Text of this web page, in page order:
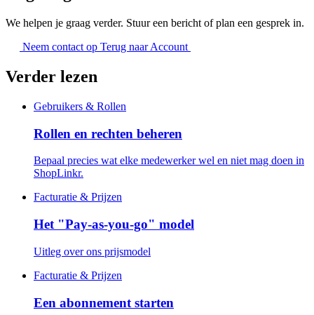
We helpen je graag verder. Stuur een bericht of plan een gesprek in.
Neem contact op Terug naar Account
Verder lezen
Gebruikers & Rollen
Rollen en rechten beheren
Bepaal precies wat elke medewerker wel en niet mag doen in
ShopLinkr.
Facturatie & Prijzen
Het "Pay-as-you-go" model
Uitleg over ons prijsmodel
Facturatie & Prijzen
Een abonnement starten